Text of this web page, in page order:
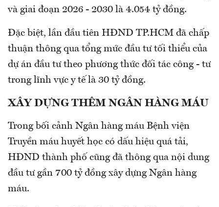
và giai đoạn 2026 - 2030 là 4.054 tỷ đồng.
Đặc biệt, lần đầu tiên HĐND TP.HCM đã chấp
thuận thông qua tổng mức đầu tư tối thiểu của
dự án đầu tư theo phương thức đối tác công - tư
trong lĩnh vực y tế là 30 tỷ đồng.
XÂY DỰNG THÊM NGÂN HÀNG MÁU
Trong bối cảnh Ngân hàng máu Bệnh viện
Truyền máu huyết học có dấu hiệu quá tải,
HĐND thành phố cũng đã thông qua nội dung
đầu tư gần 700 tỷ đồng xây dựng Ngân hàng
máu.